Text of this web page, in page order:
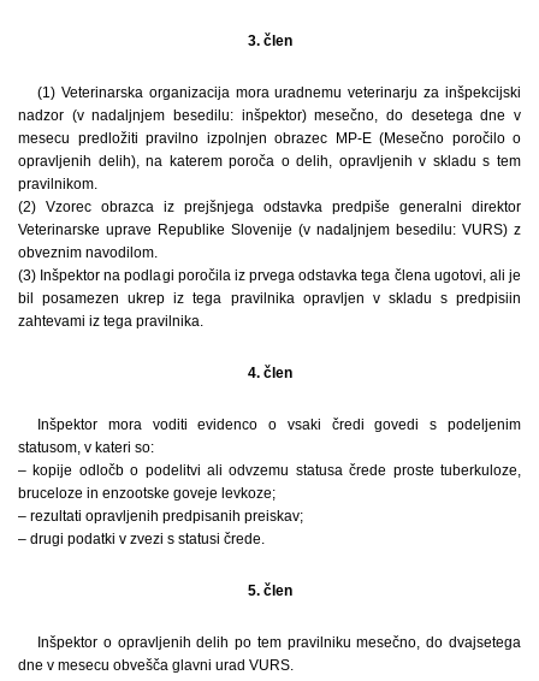
3. člen
(1) Veterinarska organizacija mora uradnemu veterinarju za inšpekcijski
nadzor (v nadaljnjem besedilu: inšpektor) mesečno, do desetega dne v
mesecu predložiti pravilno izpolnjen obrazec MP-E (Mesečno poročilo o
opravljenih delih), na katerem poroča o delih, opravljenih v skladu s tem
pravilnikom.
(2) Vzorec obrazca iz prejšnjega odstavka predpiše generalni direktor
Veterinarske uprave Republike Slovenije (v nadaljnjem besedilu: VURS) z
obveznim navodilom.
(3) Inšpektor na podlagi poročila iz prvega odstavka tega člena ugotovi, ali je
bil posamezen ukrep iz tega pravilnika opravljen v skladu s predpisiin
zahtevami iz tega pravilnika.
4. člen
Inšpektor mora voditi evidenco o vsaki čredi govedi s podeljenim
statusom, v kateri so:
– kopije odločb o podelitvi ali odvzemu statusa črede proste tuberkuloze,
bruceloze in enzootske goveje levkoze;
– rezultati opravljenih predpisanih preiskav;
– drugi podatki v zvezi s statusi črede.
5. člen
Inšpektor o opravljenih delih po tem pravilniku mesečno, do dvajsetega
dne v mesecu obvešča glavni urad VURS.